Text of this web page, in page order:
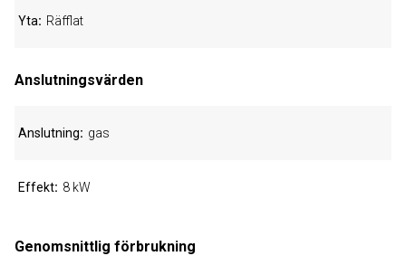
Yta Räfflat
Anslutningsvärden
Anslutning gas
Effekt 8 kW
Genomsnittlig förbrukning